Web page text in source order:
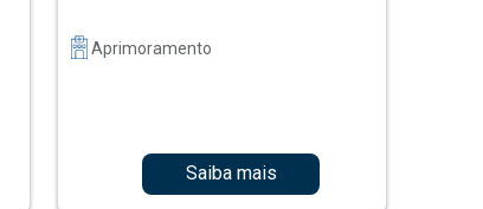
Aprimoramento
Saiba mais